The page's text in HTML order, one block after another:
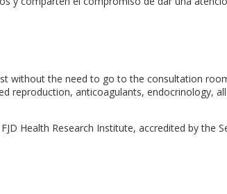
without the need to go to the consultation
reproduction, anticoagulants, endocrinology,
Health Research Institute, accredited by the